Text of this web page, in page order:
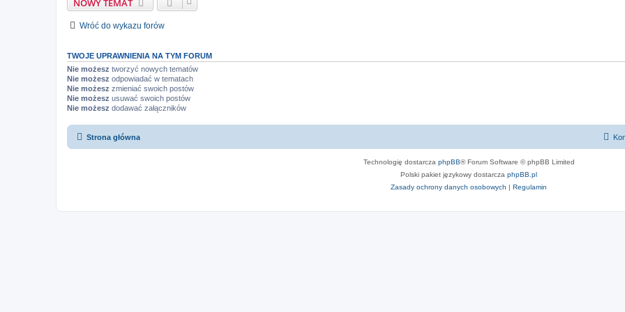
z
i
NOWY TEMAT
Wróć do wykazu forów
TWOJE UPRAWNIENIA NA TYM FORUM
Nie możesz tworzyć nowych tematów
Nie możesz odpowiadać w tematach
Nie możesz zmieniać swoich postów
Nie możesz usuwać swoich postów
Nie możesz dodawać załączników
Strona główna
Technologię dostarcza phpBB® Forum Software © phpBB Limited
Polski pakiet językowy dostarcza phpBB.pl
Zasady ochrony danych osobowych | Regulamin